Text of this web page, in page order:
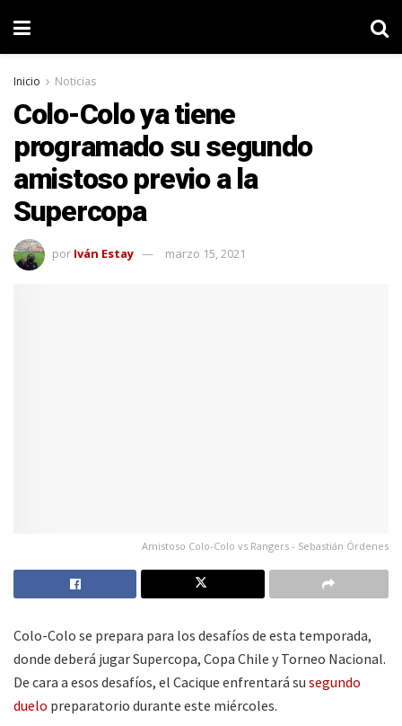
Inicio Noticias
Colo-Colo ya tiene
programado su segundo
amistoso previo a la
Supercopa
por Iván Estay marzo 15, 2021
Amistoso Colo-Colo vs Rangers - Sebastián Órdenes
Colo-Colo se prepara para los desafíos de esta temporada,
donde deberá jugar Supercopa, Copa Chile y Torneo Nacional.
De cara a esos desafíos, el Cacique enfrentará su segundo
duelo preparatorio durante este miércoles.